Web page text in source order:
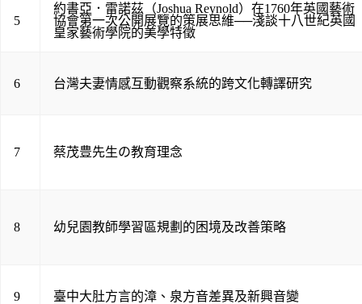
5
約書亞．雷諾茲（Joshua Reynold）在1760年英國藝術
協會第一次公開展覽的策展思維──淺談十八世紀英國
皇家藝術學院的美學特徵
6 台灣夫妻情感互動觀察系統的跨文化轉譯研究
7 蔡茂豊先生の教育理念
8 幼兒園教師學習區規劃的困境及改善策略
9 臺中大肚方言的漳、泉方音差異及新興音變